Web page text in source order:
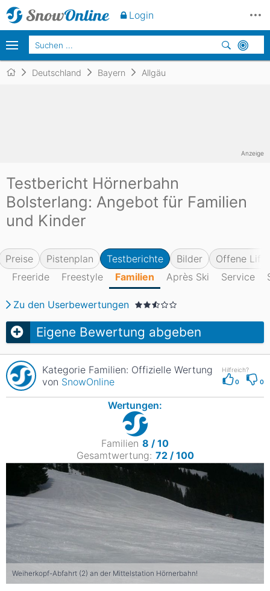
Deutschland Bayern Allgäu
Testbericht Hörnerbahn
Bolsterlang: Angebot für Familien
und Kinder
Preise Pistenplan Testberichte Bilder
Offene
Freeride
Freestyle Familien Après Ski Service
Zu den Userbewertungen
Eigene Bewertung abgeben
Kategorie Familien: Offizielle Wertung
von SnowOnline
Hilfreich?
0
0
Wertungen:
Familien 8 / 10
Gesamtwertung: 72 / 100
Weiherkopf-Abfahrt (2) an der Mittelstation Hörnerbahn!
Anzeige
Login